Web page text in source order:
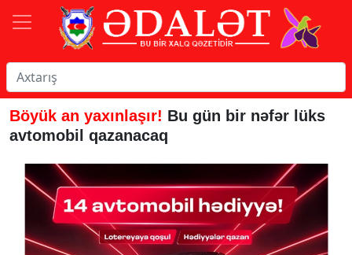
Böyük an yaxınlaşır! Bu gün bir nəfər lüks
avtomobil qazanacaq